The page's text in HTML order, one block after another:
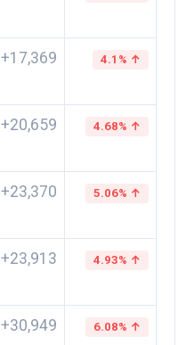
+17,369 4.1% ↑
+20,659 4.68% ↑
+23,370 5.06% ↑
+23,913 4.93% ↑
+30,949 6.08% ↑